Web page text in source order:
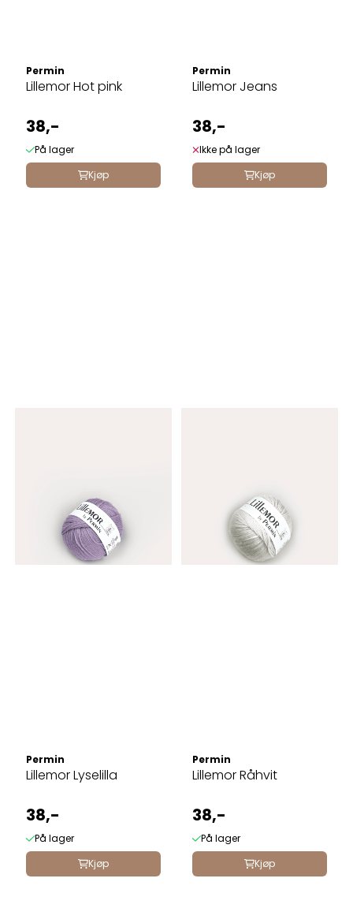
Permin
Lillemor Hot pink
38,-
På lager
Kjøp
Permin
Lillemor Jeans
38,-
Ikke på lager
Kjøp
Permin
Lillemor Lyselilla
38,-
På lager
Kjøp
Permin
Lillemor Råhvit
38,-
På lager
Kjøp